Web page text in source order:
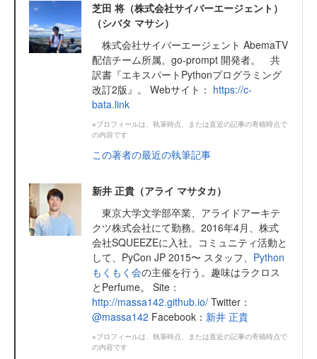
芝田 将（株式会社サイバーエージェント）
（シバタ マサシ）
株式会社サイバーエージェント AbemaTV
配信チーム所属。go-prompt 開発者。 共
訳書『エキスパートPythonプログラミング
改訂2版』。 Webサイト： https://c-
bata.link
※プロフィールは、執筆時点、または直近の記事の寄稿時点で
の内容です
この著者の最近の執筆記事
新井 正貴（アライ マサタカ）
東京大学文学部卒業、アライドアーキテ
クツ株式会社にて勤務。2016年4月、株式
会社SQUEEZEに入社。コミュニティ活動と
して、PyCon JP 2015〜 スタッフ、 Python
もくもく会の主催を行う。趣味はラクロス
とPerfume。 Site：
http://massa142.github.io/ Twitter：
@massa142 Facebook： 新井 正貴
※プロフィールは、執筆時点、または直近の記事の寄稿時点で
の内容です